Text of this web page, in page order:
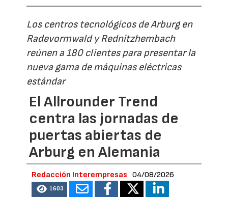
Los centros tecnológicos de Arburg en
Radevormwald y Rednitzhembach
reúnen a 180 clientes para presentar la
nueva gama de máquinas eléctricas
estándar
El Allrounder Trend
centra las jornadas de
puertas abiertas de
Arburg en Alemania
Redacción Interempresas 04/08/2026
1603